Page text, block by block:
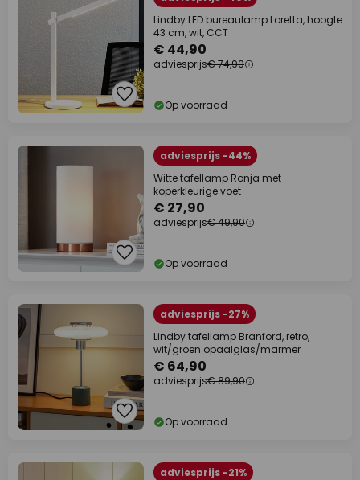
Lindby LED bureaulamp Loretta, hoogte
43 cm, wit, CCT
€ 44,90
adviesprijs€ 74,90
Op voorraad
adviesprijs -44%
Witte tafellamp Ronja met
koperkleurige voet
€ 27,90
adviesprijs€ 49,90
Op voorraad
adviesprijs -27%
Lindby tafellamp Branford, retro,
wit/groen opaalglas/marmer
€ 64,90
adviesprijs€ 89,90
Op voorraad
adviesprijs -21%